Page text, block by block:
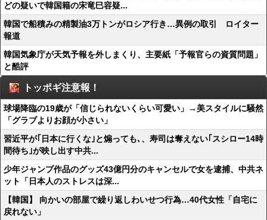
どの疑いで韓国籍の宋竜巳容疑...
韓国で船積みの精製油3万トンがロシア行き…異例の取引 ロイター
報道
韓国気象庁が天気予報を外しまくり、主要紙「予報官らの資質問題」
と酷評
トッポギ注意報！
球場降臨の19歳が「信じられないくらい可愛い」→美スタイルに騒然
「グラブよりお顔が小さい」
習近平が｢日本に行くな｣と煽っても､、寿司は奪えない｢スシロー14時
間待ち｣が映し出す中共...
少年ジャンプ作品のグッズ43億円分のキャンセルで女を逮捕、中共ネ
ット「日本人のストレスは深...
【韓国】 向かいの部屋で繰り返しわいせつ行為…40代女性「自宅に
戻れない」